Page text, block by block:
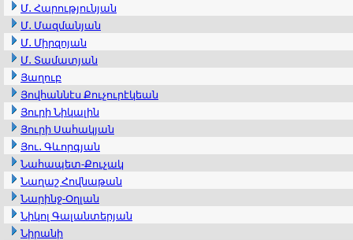
Մ․ Հարությունյան
Մ․ Մազմանյան
Մ․ Միրզոյան
Մ․ Տամատյան
Յաղուբ
Յովհաննէս Քուչուրէկեան
Յուրի Նիկալին
Յուրի Սահակյան
Յու․ Գևորգյան
Նահապետ-Քուչակ
Նաղաշ Հովնաթան
Նարինջ-Օղլան
Նիկոլ Գալանտերյան
Նիրանի